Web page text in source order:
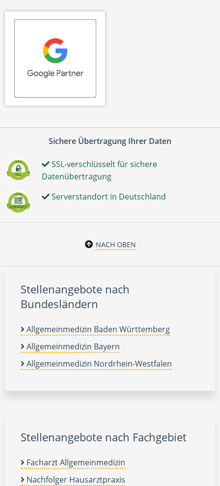
Sichere Übertragung Ihrer Daten
SSL-verschlüsselt für sichere
Datenübertragung
Serverstandort in Deutschland
NACH OBEN
Stellenangebote nach
Bundesländern
Allgemeinmedizin Baden Württemberg
Allgemeinmedizin Bayern
Allgemeinmedizin Nordrhein-Westfalen
Stellenangebote nach Fachgebiet
Facharzt Allgemeinmedizin
Nachfolger Hausarztpraxis